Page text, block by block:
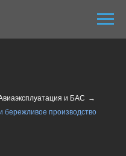
и БАС →
бережливое производство